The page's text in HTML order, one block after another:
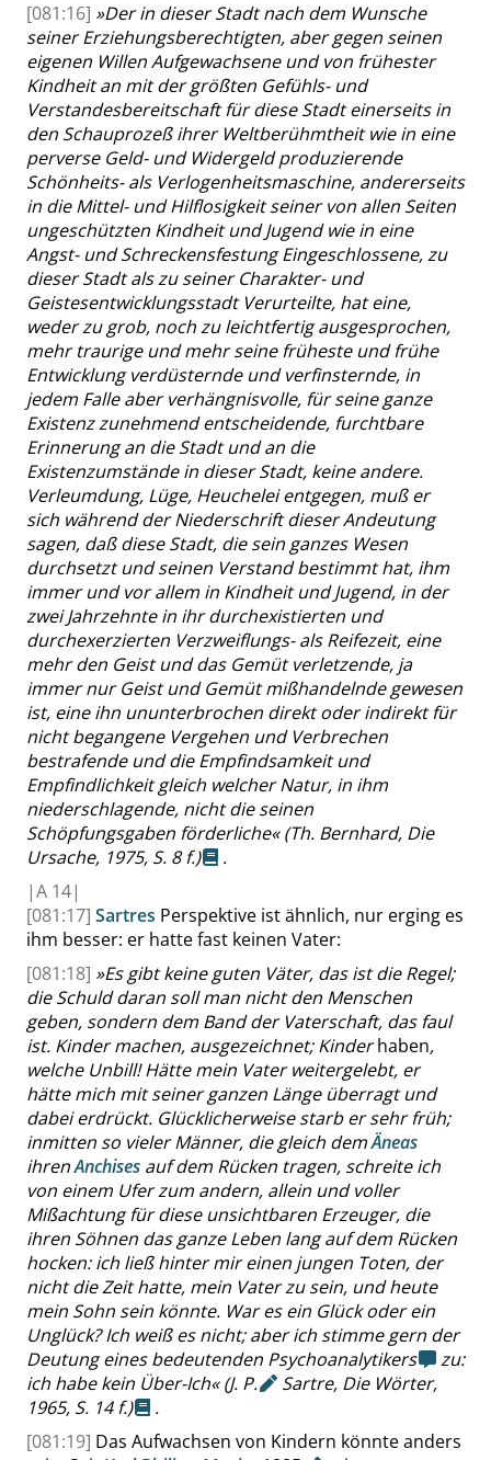
[081:16] »Der in dieser Stadt nach dem Wunsche
seiner Erziehungsberechtigten, aber gegen seinen
eigenen Willen Aufgewachsene und von frühester
Kindheit an mit der größten Gefühls- und
Verstandesbereitschaft für diese Stadt einerseits in
den Schauprozeß ihrer Weltberühmtheit wie in eine
perverse Geld- und Widergeld produzierende
Schönheits- als Verlogenheitsmaschine, andererseits
in die Mittel- und Hilflosigkeit seiner von allen Seiten
ungeschützten Kindheit und Jugend wie in eine
Angst- und Schreckensfestung Eingeschlossene, zu
dieser Stadt als zu seiner Charakter- und
Geistesentwicklungsstadt Verurteilte, hat eine,
weder zu grob, noch zu leichtfertig ausgesprochen,
mehr traurige und mehr seine früheste und frühe
Entwicklung verdüsternde und verfinsternde, in
jedem Falle aber verhängnisvolle, für seine ganze
Existenz zunehmend entscheidende, furchtbare
Erinnerung an die Stadt und an die
Existenzumstände in dieser Stadt, keine andere.
Verleumdung, Lüge, Heuchelei entgegen, muß er
sich während der Niederschrift dieser Andeutung
sagen, daß diese Stadt, die sein ganzes Wesen
durchsetzt und seinen Verstand bestimmt hat, ihm
immer und vor allem in Kindheit und Jugend, in der
zwei Jahrzehnte in ihr durchexistierten und
durchexerzierten Verzweiflungs- als Reifezeit, eine
mehr den Geist und das Gemüt verletzende, ja
immer nur Geist und Gemüt mißhandelnde gewesen
ist, eine ihn ununterbrochen direkt oder indirekt für
nicht begangene Vergehen und Verbrechen
bestrafende und die Empfindsamkeit und
Empfindlichkeit gleich welcher Natur, in ihm
niederschlagende, nicht die seinen
Schöpfungsgaben förderliche« (Th. Bernhard, Die
Ursache, 1975, S. 8 f.)
.
|A 14|
[081:17] Sartres Perspektive ist ähnlich, nur erging es
ihm besser: er hatte fast keinen Vater:
[081:18] »Es gibt keine guten Väter, das ist die Regel;
die Schuld daran soll man nicht den Menschen
geben, sondern dem Band der Vaterschaft, das faul
ist. Kinder machen, ausgezeichnet; Kinderhaben,
welche Unbill! Hätte mein Vater weitergelebt, er
hätte mich mit seiner ganzen Länge überragt und
dabei erdrückt. Glücklicherweise starb er sehr früh;
inmitten so vieler Männer, die gleich demÄneas
ihrenAnchises auf dem Rücken tragen, schreite ich
von einem Ufer zum andern, allein und voller
Mißachtung für diese unsichtbaren Erzeuger, die
ihren Söhnen das ganze Leben lang auf dem Rücken
hocken: ich ließ hinter mir einen jungen Toten, der
nicht die Zeit hatte, mein Vater zu sein, und heute
mein Sohn sein könnte. War es ein Glück oder ein
Unglück? Ich weiß es nicht; aber ich stimme gern der
Deutung eines bedeutenden Psychoanalytikers
zu:
ich habe kein Über-Ich« (J. P.
Sartre, Die Wörter,
1965, S. 14 f.)
.
[081:19] Das Aufwachsen von Kindern könnte anders